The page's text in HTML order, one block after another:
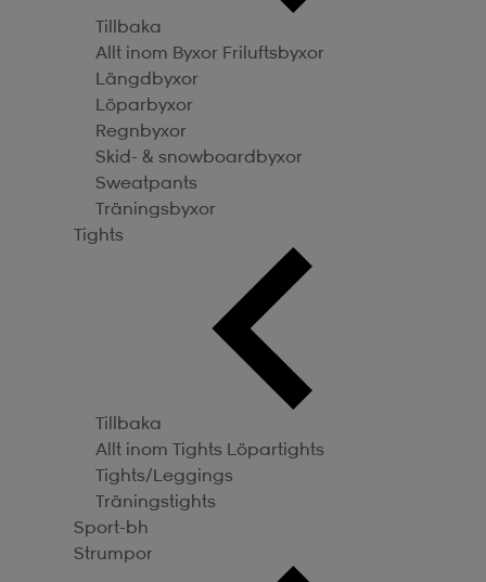
Tillbaka
Allt inom Byxor Friluftsbyxor
Längdbyxor
Löparbyxor
Regnbyxor
Skid- & snowboardbyxor
Sweatpants
Träningsbyxor
Tights
Tillbaka
Allt inom Tights Löpartights
Tights/Leggings
Träningstights
Sport-bh
Strumpor